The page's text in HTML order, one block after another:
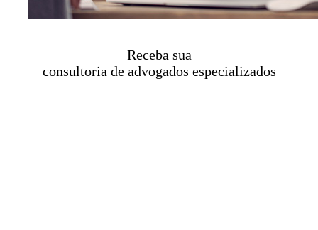
Receba sua
consultoria de advogados especializados